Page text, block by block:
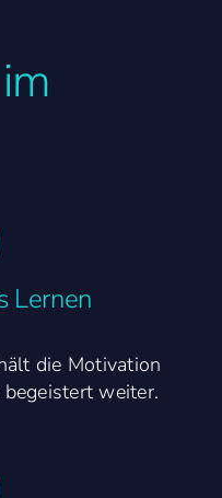
Lernen
die Motivation
weiter.